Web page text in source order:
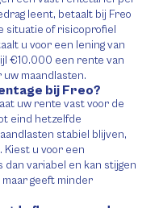
leent, betaalt bij Freo
situatie of risicoprofiel
u voor een lening van
€10.000 een rente van
maandlasten.
bij Freo?
uw rente vast voor de
eind hetzelfde
stabiel blijven,
Kiest u voor een
dan variabel en kan stijgen
geeft minder